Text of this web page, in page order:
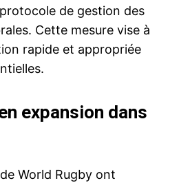
de gestion des
Cette mesure vise à
rapide et appropriée
expansion dans
World Rugby ont